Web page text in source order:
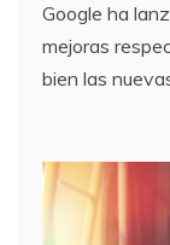
Google ha
mejoras
bien las